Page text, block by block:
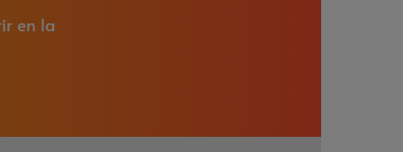
en la